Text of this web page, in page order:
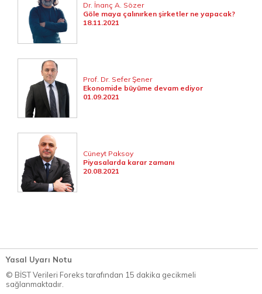
Dr. İnanç A. Sözer
Göle maya çalınırken şirketler ne yapacak?
18.11.2021
Prof. Dr. Sefer Şener
Ekonomide büyüme devam ediyor
01.09.2021
Cüneyt Paksoy
Piyasalarda karar zamanı
20.08.2021
Yasal Uyarı Notu
© BİST Verileri Foreks tarafından 15 dakika gecikmeli
sağlanmaktadır.